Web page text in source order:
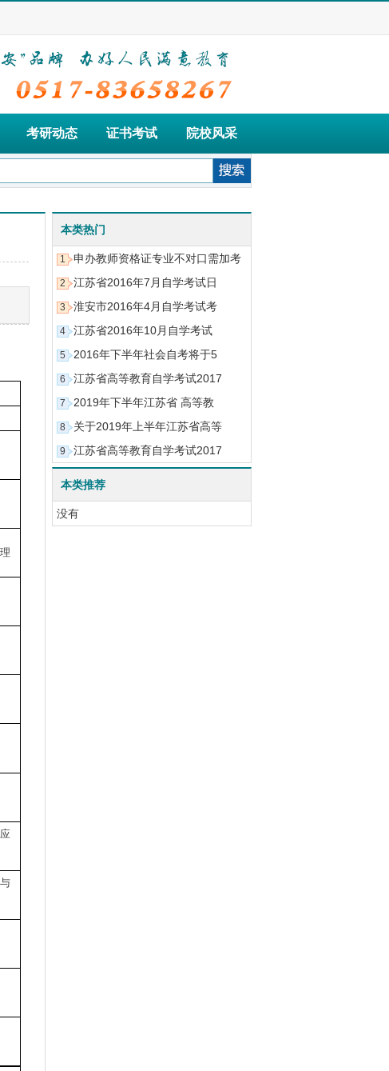
考研动态 证书考试 院校风采
高等院校、中等学校在我网站发布招生信息和学校介绍。
本类热门
1 申办教师资格证专业不对口需加考
2 江苏省2016年7月自学考试日
3 淮安市2016年4月自学考试考
4 江苏省2016年10月自学考试
5 2016年下半年社会自考将于5
6 江苏省高等教育自学考试2017
7 2019年下半年江苏省 高等教
8 关于2019年上半年江苏省高等
9 江苏省高等教育自学考试2017
本类推荐
没有